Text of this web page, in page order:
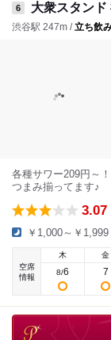
6 大衆スタン
渋谷駅 247m /立ち飲
各種サワー209円～
つまみ揃ってます♪
3.07
￥1,000～￥1,999
空席
情報
木
8/6
金
7